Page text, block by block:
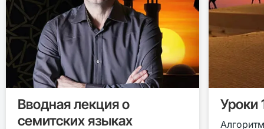
Вводная лекция о
семитских языках
Уроки